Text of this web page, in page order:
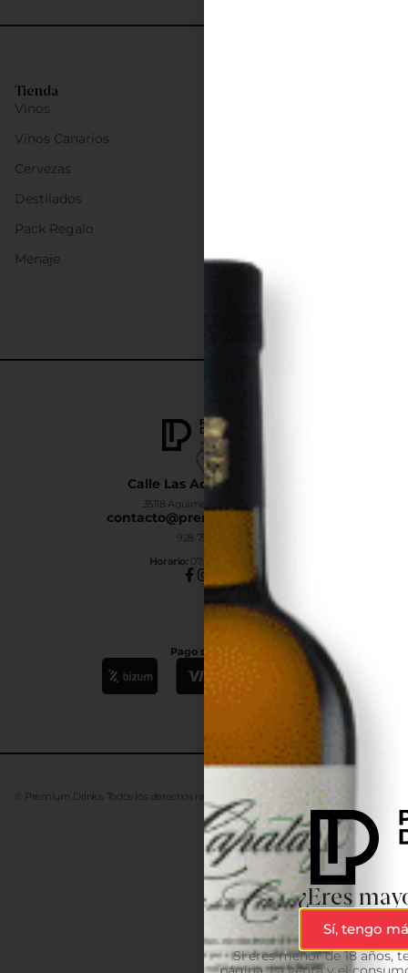
Calle Las Adelfas Nº6-B
35118 Agüimes, Las Palmas
contacto@premiumdrinks.es
928 754 363
Horario: 07:00h a 15:00h
Pago seguro
Tienda
Vinos
Vinos Canarios
Cervezas
Destilados
Pack Regalo
Menaje
© Premium Drinks. Todos los derechos reservados. DesarrolladoAdvanze
¿Eres
Sí, tengo
Si eres menor de 18 años,